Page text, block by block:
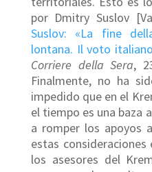
por Dmitry Suslov
Suslov: «La fine
lontana. Il voto
Corriere della Sera,
Finalmente, no ha
impedido que en el
el tiempo es una baza
a romper los apoyos
estas consideraciones
los asesores del